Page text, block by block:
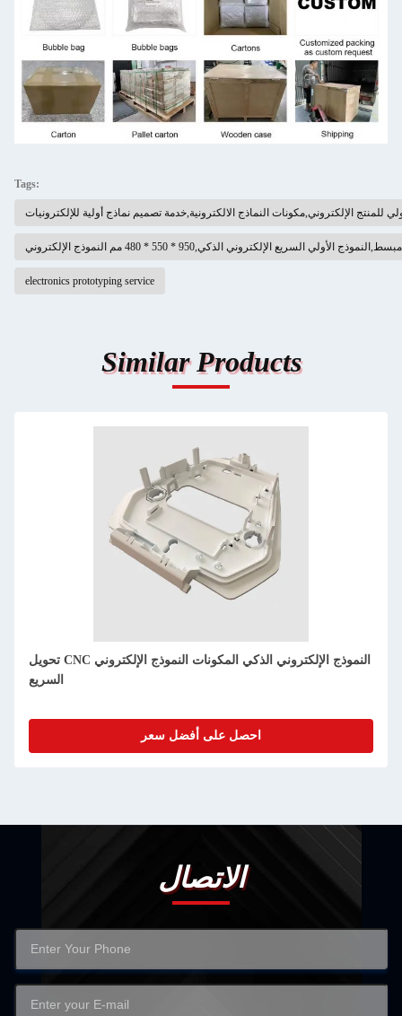
Tags:
للمنتج الإلكتروني,مكونات النماذج الالكترونية,خدمة تصميم نماذج أولية للإلكترونيات
الأولي السريع الإلكتروني الذكي,950 * 550 * 480 مم النموذج الإلكتروني
electronics prototyping service
Similar Products
تطوير نموذج أولي للمنتجات الإلكترونية الذكية
احصل على أفضل سعر
الاتصال